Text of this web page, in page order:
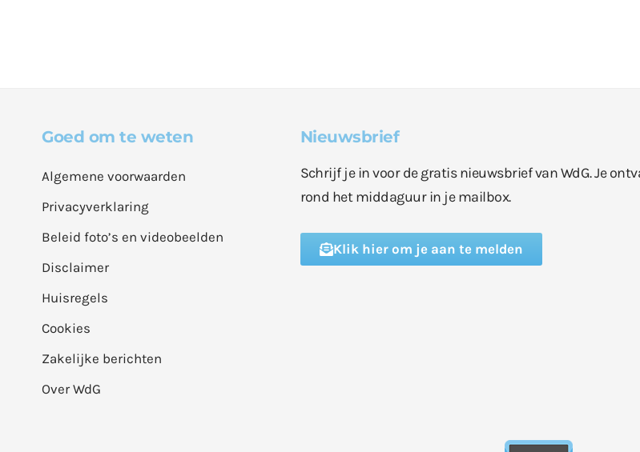
Goed om te weten
Algemene voorwaarden
Privacyverklaring
Beleid foto’s en videobeelden
Disclaimer
Huisregels
Cookies
Zakelijke berichten
Over WdG
Nieuwsbrief
Schrijf je in voor de gratis nieuwsbrief van WdG. Je
rond het middaguur in je mailbox.
Klik hier om je aan te melden